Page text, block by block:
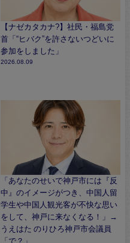
【ナゼカタカナ?】社民・福島党
首「“ヒバク”を許さないつどいに
参加をしました」
2026.08.09
「あなたのせいで神戸市には『反
中』のイメージがつき、中国人留
学生や中国人観光客が不快な思い
をして、神戸に来なくなる！」→
うえはた のりひろ神戸市会議員
「で？」